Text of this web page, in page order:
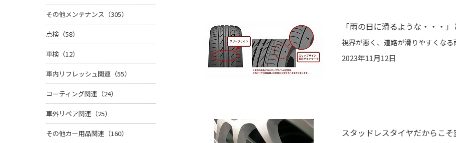
「雨の日に滑るような・・・
2023年11月12日
スタッドレスタイヤだからこそ
その他メンテナンス（305）
点検（58）
車検（12）
車内リフレッシュ関連（55）
コーティング関連（24）
車外リペア関連（25）
その他カー用品関連（160）